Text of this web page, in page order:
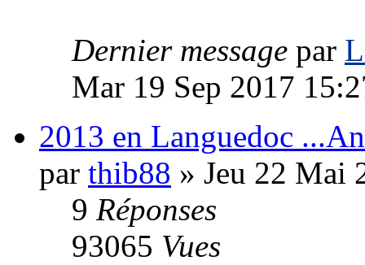
Dernier message par
Mar 19 Sep 2017
2013 en Languedoc
par thib88 » Jeu 22 Mai
9 Réponses
93065 Vues